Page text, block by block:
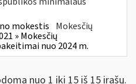
mokestis Mokesčių
» Mokesčių
nuo 2024 m.
nuo 1 iki 15 iš 15 irašų.